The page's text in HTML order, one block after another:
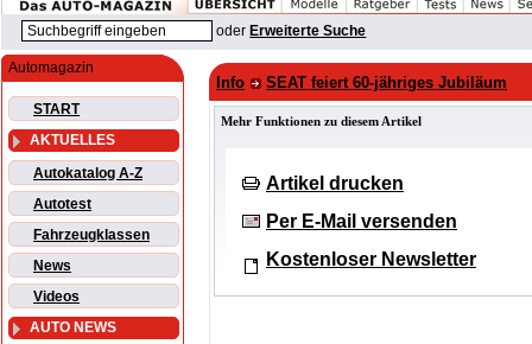
oder Erweiterte Suche
Automagazin
START
AKTUELLES
Autokatalog A-Z
Autotest
Fahrzeugklassen
News
Videos
AUTO NEWS
Info SEAT feiert 60-jähriges Jubiläum
Mehr Funktionen zu diesem Artikel
Artikel drucken
Per E-Mail versenden
Kostenloser Newsletter